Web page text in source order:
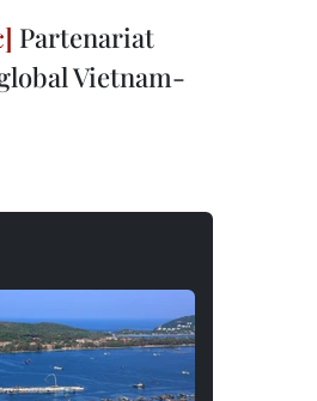
Partenariat
Vietnam-